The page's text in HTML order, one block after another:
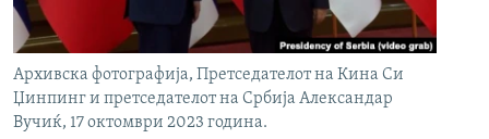
РСЕ веб страници
Архивска фотографија, Претседателот на Кина Си
Џинпинг и претседателот на Србија Александар
Вучиќ, 17 октомври 2023 година.